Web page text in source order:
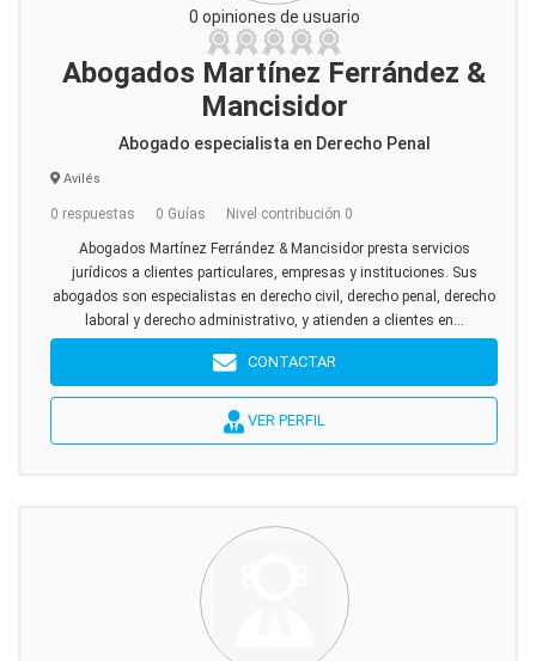
0 opiniones de usuario
Abogados Martínez Ferrández &
Mancisidor
Abogado especialista en Derecho Penal
Avilés
0 respuestas 0 Guías Nivel contribución 0
Abogados Martínez Ferrández & Mancisidor presta servicios
jurídicos a clientes particulares, empresas y instituciones. Sus
abogados son especialistas en derecho civil, derecho penal, derecho
laboral y derecho administrativo, y atienden a clientes en...
CONTACTAR
VER PERFIL